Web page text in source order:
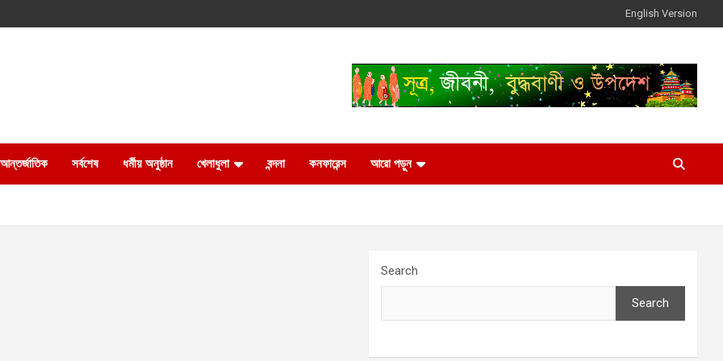
English Version
আন্তর্জাতিক সর্বশেষ ধর্মীয় অনুষ্ঠান খেলাধুলা বন্দনা কনফারেন্স আরো পড়ুন
Search
Search